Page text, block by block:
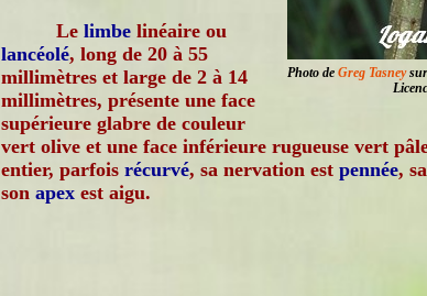
Photo de Greg Tasneysur
Le limbe linéaire ou
lancéolé, long de 20 à 55
millimètres et large de 2 à 14
millimètres, présente une face
supérieure glabre de couleur
vert olive et une face inférieure rugueuse vert
entier, parfois récurvé, sa nervation est pennée,
son apex est aigu.